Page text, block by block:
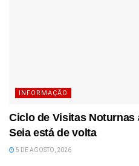
INFORMAÇÃO
Ciclo de Visitas
Seia está de volta
5 DE AGOSTO, 2026